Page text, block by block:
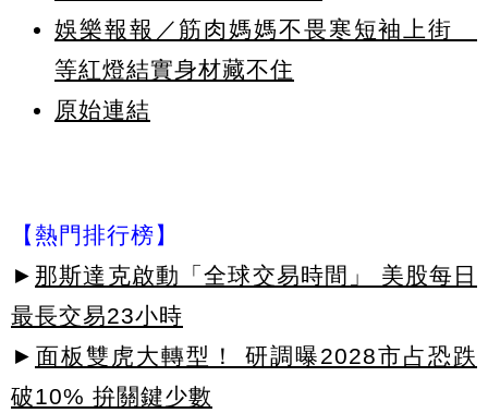
娛樂報報／筋肉媽媽不畏寒短袖上街
等紅燈結實身材藏不住
原始連結
【熱門排行榜】
► 那斯達克啟動「全球交易時間」 美股每日
最長交易23小時
► 面板雙虎大轉型！ 研調曝2028市占恐跌
破10% 拚關鍵少數